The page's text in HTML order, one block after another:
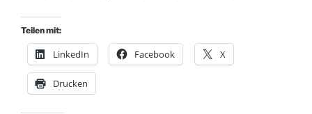
Teilen mit:
LinkedIn Facebook X
Drucken